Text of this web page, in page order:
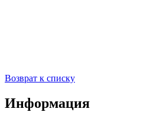
Возврат к списку
Информация